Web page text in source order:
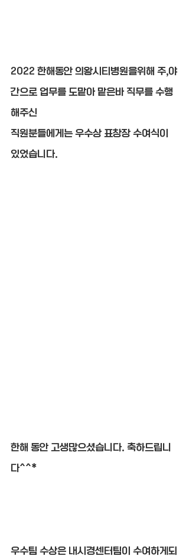
2022 한해동안 의왕시티병원을위해 주,야
간으로 업무를 도맡아 맡은바 직무를 수행
해주신
직원분들에게는 우수상 표창장 수여식이
있었습니다.
한해 동안 고생많으셨습니다. 축하드립니
다^^*
우수팀 수상은 내시경센터팀이 수여하게되